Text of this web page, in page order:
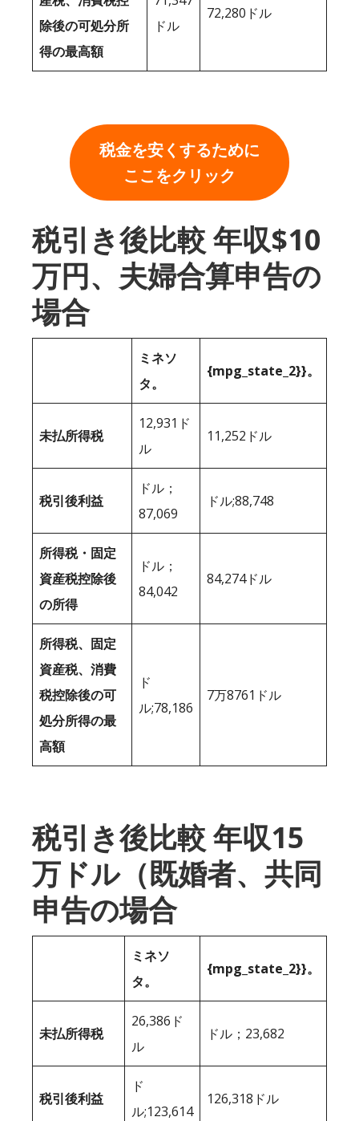
除後の可処分所
得の最高額
ドル
72,280ドル
税金を安くするために
ここをクリック
税引き後比較 年収$10
万円、夫婦合算申告の
場合
ミネソ
タ。
{mpg_state_2}}。
未払所得税
12,931ド
ル
11,252ドル
税引後利益
ドル；
87,069
ドル;88,748
所得税・固定
資産税控除後
の所得
ドル；
84,042
84,274ドル
所得税、固定
資産税、消費
税控除後の可
処分所得の最
高額
ド
ル;78,186
7万8761ドル
税引き後比較 年収15
万ドル（既婚者、共同
申告の場合
ミネソ
タ。
{mpg_state_2}}。
未払所得税
26,386ド
ル
ドル；23,682
税引後利益
ド
ル;123,614
126,318ドル